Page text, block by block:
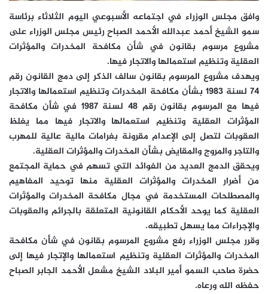
وافق مجلس الوزراء في اجتماعه الأسبوعي اليوم الثلاثاء برئاسة
سمو الشيخ أحمد عبدالله الأحمد الصباح رئيس مجلس الوزراء على
مشروع مرسوم بقانون في شأن مكافحة المخدرات والمؤثرات
العقلية وتنظيم استعمالها والاتجار فيها.
ويهدف مشروع المرسوم بقانون سالف الذكر إلى دمج القانون رقم
74 لسنة 1983 بشأن مكافحة المخدرات وتنظيم استعمالها والاتجار
فيها مع المرسوم بقانون رقم 48 لسنة 1987 في شأن مكافحة
المؤثرات العقلية وتنظيم استعمالها والاتجار فيها مما يغلظ
العقوبات لتصل إلى الإعدام مقرونة بغرامات مالية عالية للمهرب
والتاجر والمروج والمقايض بشأن المخدرات والمؤثرات العقلية.
ويحقق الدمج العديد من الفوائد التي تسهم في حماية المجتمع
من أضرار المخدرات والمؤثرات العقلية منها توحيد المفاهيم
والمصطلحات المستخدمة في مجال مكافحة المخدرات والمؤثرات
العقلية كما يوحد الأحكام القانونية المتعلقة بالجرائم والعقوبات
والإجراءات مما يسهل تطبيقه.
وقرر مجلس الوزراء رفع مشروع المرسوم بقانون في شأن مكافحة
المخدرات والمؤثرات العقلية وتنظيم استعمالها والإتجار فيها إلى
حضرة صاحب السمو أمير البلاد الشيخ مشعل الأحمد الجابر الصباح
حفظه الله ورعاه.